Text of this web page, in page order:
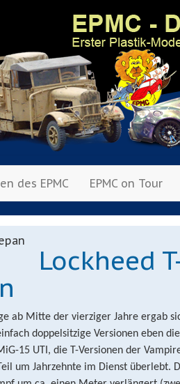
des EPMC EPMC on Tour
Lockheed
ab Mitte der vierziger Jahre ergab
doppelsitzige Versionen eben
15 UTI, die T-Versionen der
um Jahrzehnte im Dienst überlebt.